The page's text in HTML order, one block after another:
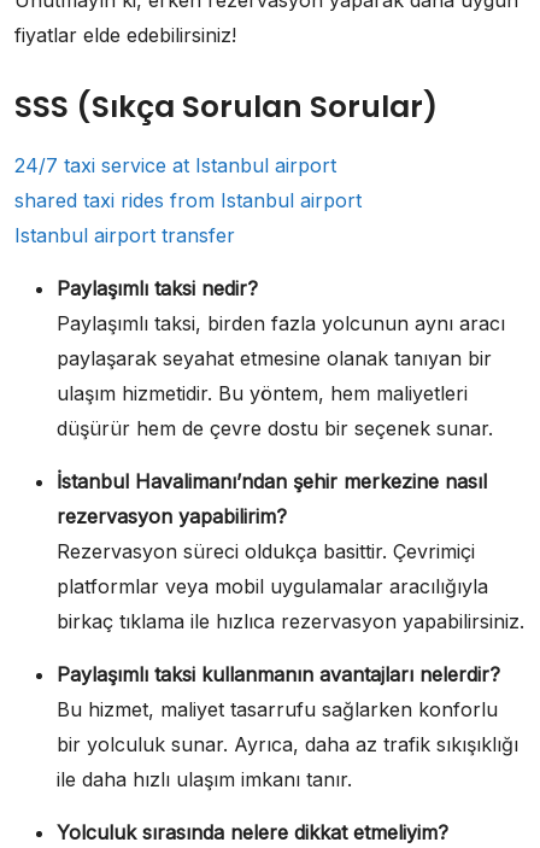
fiyatlar elde edebilirsiniz!
SSS (Sıkça Sorulan Sorular)
24/7 taxi service at Istanbul airport
shared taxi rides from Istanbul airport
Istanbul airport transfer
Paylaşımlı taksi nedir?
Paylaşımlı taksi, birden fazla yolcunun aynı aracı
paylaşarak seyahat etmesine olanak tanıyan bir
ulaşım hizmetidir. Bu yöntem, hem maliyetleri
düşürür hem de çevre dostu bir seçenek sunar.
İstanbul Havalimanı’ndan şehir merkezine nasıl
rezervasyon yapabilirim?
Rezervasyon süreci oldukça basittir. Çevrimiçi
platformlar veya mobil uygulamalar aracılığıyla
birkaç tıklama ile hızlıca rezervasyon yapabilirsiniz.
Paylaşımlı taksi kullanmanın avantajları nelerdir?
Bu hizmet, maliyet tasarrufu sağlarken konforlu
bir yolculuk sunar. Ayrıca, daha az trafik sıkışıklığı
ile daha hızlı ulaşım imkanı tanır.
Yolculuk sırasında nelere dikkat etmeliyim?